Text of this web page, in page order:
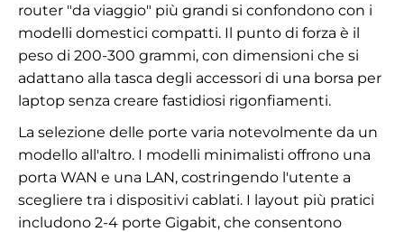
router "da viaggio" più grandi si confondono con i
modelli domestici compatti. Il punto di forza è il
peso di 200-300 grammi, con dimensioni che si
adattano alla tasca degli accessori di una borsa per
laptop senza creare fastidiosi rigonfiamenti.
La selezione delle porte varia notevolmente da un
modello all'altro. I modelli minimalisti offrono una
porta WAN e una LAN, costringendo l'utente a
scegliere tra i dispositivi cablati. I layout più pratici
includono 2-4 porte Gigabit, che consentono